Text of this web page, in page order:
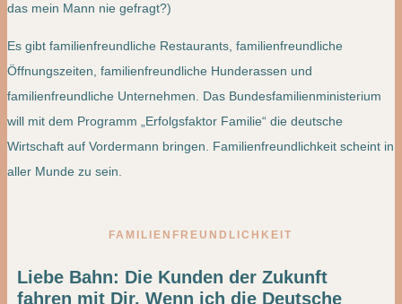
das mein Mann nie gefragt?)
Es gibt familienfreundliche Restaurants, familienfreundliche
Öffnungszeiten, familienfreundliche Hunderassen und
familienfreundliche Unternehmen. Das Bundesfamilienministerium
will mit dem Programm „Erfolgsfaktor Familie“ die deutsche
Wirtschaft auf Vordermann bringen. Familienfreundlichkeit scheint in
aller Munde zu sein.
FAMILIENFREUNDLICHKEIT
Liebe Bahn: Die Kunden der Zukunft
fahren mit Dir. Wenn ich die Deutsche